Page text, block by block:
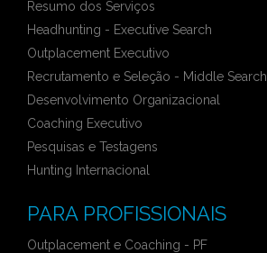
Resumo dos Serviços
Headhunting - Executive Search
Outplacement Executivo
Recrutamento e Seleção - Middle Search
Desenvolvimento Organizacional
Coaching Executivo
Pesquisas e Testagens
Hunting Internacional
PARA PROFISSIONAIS
Outplacement e Coaching - PF